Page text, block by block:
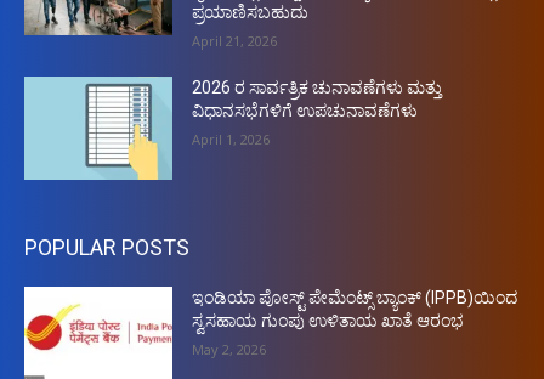
ಪ್ರಯಾಣಿಸಬಹುದು
April 21, 2026
2026 ರ ಸಾರ್ವತ್ರಿಕ ಚುನಾವಣೆಗಳು ಮತ್ತು
ವಿಧಾನಸಭೆಗಳಿಗೆ ಉಪಚುನಾವಣೆಗಳು
April 1, 2026
POPULAR POSTS
ಇಂಡಿಯಾ ಪೋಸ್ಟ್ ಪೇಮೆಂಟ್ಸ್ ಬ್ಯಾಂಕ್ (IPPB)ಯಿಂದ
ಸ್ವಸಹಾಯ ಗುಂಪು ಉಳಿತಾಯ ಖಾತೆ ಆರಂಭ
May 2, 2026